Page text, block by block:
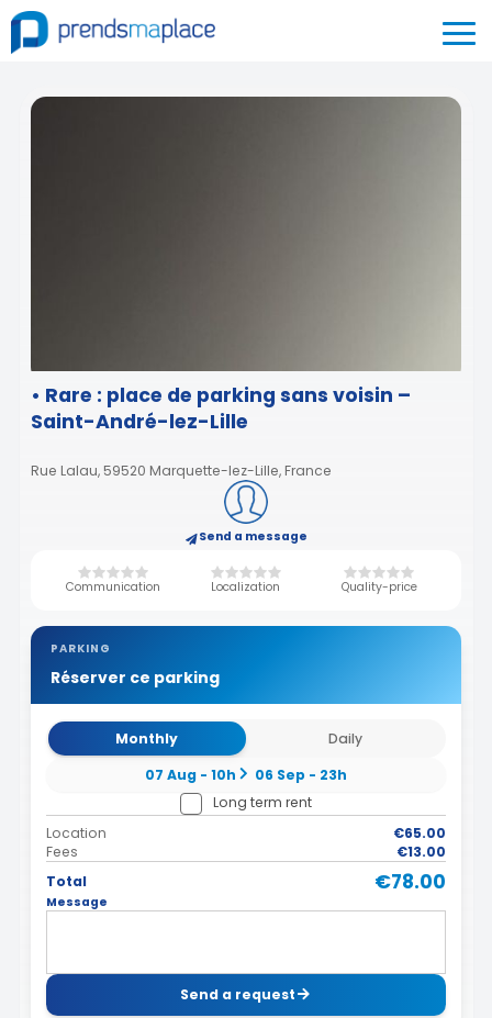
• Rare : place de parking sans voisin –
Saint-André-lez-Lille
Rue Lalau, 59520 Marquette-lez-Lille, France
Send a message
Communication Localization Quality-price
PARKING
Réserver ce parking
Monthly
Daily
07 Aug - 10h
06 Sep - 23h
Long term rent
Location
€65.00
Fees
€13.00
Total
€78.00
Message
Send a request